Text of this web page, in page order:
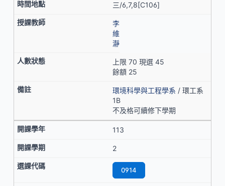
三/6,7,8[C106]
李
維
瀞
上限 70 現選 45
餘額 25
環境科學與工程學系 / 環工系
1B
不及格可續修下學期
113
2
0914